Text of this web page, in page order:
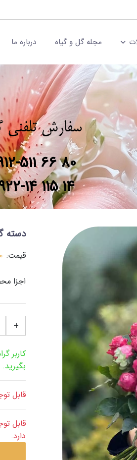
مجله گل و گیاه درباره ما
سفارش
511 66 80
14 115 14
دسته
قیمت:
اجزا
+
کاربر
بگیرید.
قابل
دارد.